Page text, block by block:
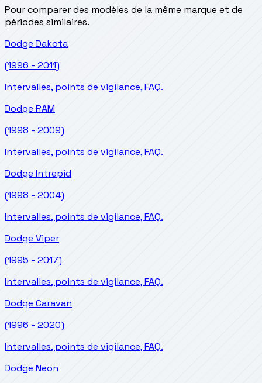
Pour comparer des modèles de la même marque et de
périodes similaires.
Dodge Dakota
(1996 - 2011)
Intervalles, points de vigilance, FAQ.
Dodge RAM
(1998 - 2009)
Intervalles, points de vigilance, FAQ.
Dodge Intrepid
(1998 - 2004)
Intervalles, points de vigilance, FAQ.
Dodge Viper
(1995 - 2017)
Intervalles, points de vigilance, FAQ.
Dodge Caravan
(1996 - 2020)
Intervalles, points de vigilance, FAQ.
Dodge Neon